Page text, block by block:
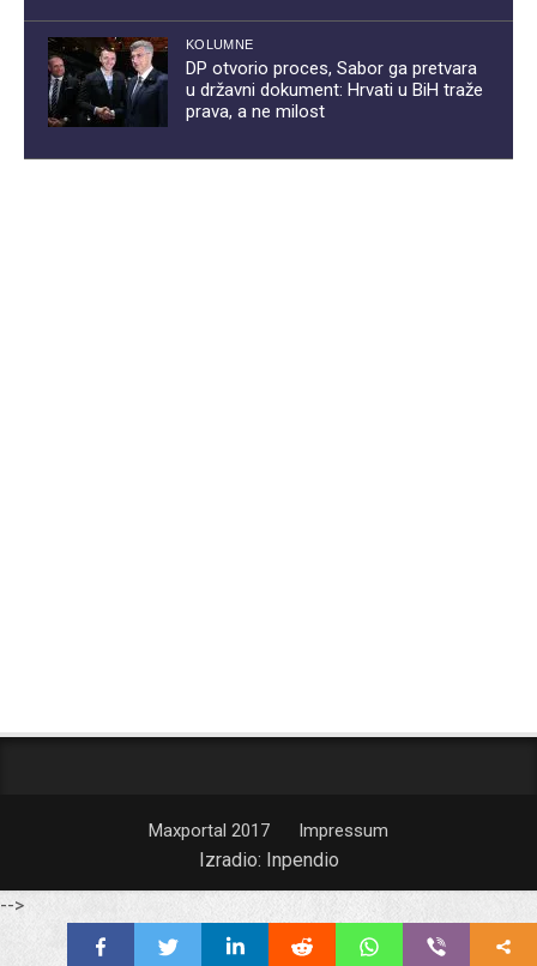
KOLUMNE
DP otvorio proces, Sabor ga pretvara
u državni dokument: Hrvati u BiH traže
prava, a ne milost
Maxportal 2017 Impressum
Izradio: Inpendio
-->